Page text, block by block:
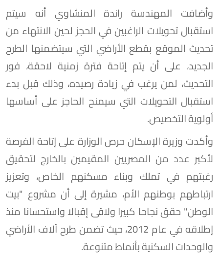
وأضافت المهندسة راندة المنشاوي أنه سيتم
استقبال تحويلات الراغبين في الحجز لحين الانتهاء من
تحديث الموقع بقطع الأراضي التي سيتضمنها الطرح
الجديد، على أن يتم إتاحة فترة زمنية لاحقة، فور
التحديث، لمن يرغب في زيادة رصيده، وذلك قبل بدء
استقبال التحويلات التي سيمنح الحاجز على أساسها
أولوية التخصيص.
وأكدت وزيرة الإسكان حرص الوزارة على إتاحة الفرصة
لأكبر عدد من المصريين المقيمين بالخارج لتحقيق
رغبتهم في تملك وبناء مسكنهم الخاص، وتعزيز
ارتباطهم بوطنهم الأم، مشيرة إلى أن مشروع "بيت
الوطن" حقق نجاحا كبيرا ولاقى إقبالا واستحسانا منذ
إطلاقه في عام 2012، حيث تضمن طرح آلاف الأراضي
والوحدات السكنية بأنماط متنوعة.